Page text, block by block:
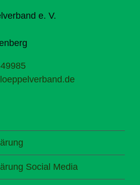
e. V.
Social Media